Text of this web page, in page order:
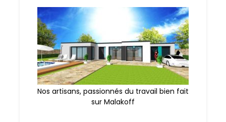
Nos artisans, passionnés du travail bien fait
sur Malakoff